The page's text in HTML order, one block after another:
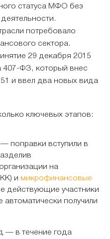
статуса МФО без
потребовало
сектора.
29 декабря 2015
407-ФЗ, который внес
и ввел два новых вида
ключевых этапов:
поправки вступили в
на
и микрофинансовые
действующие участники
автоматически получили
— в течение года